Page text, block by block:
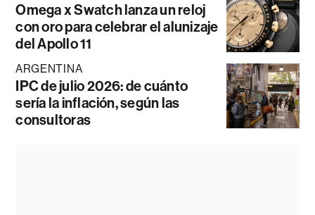
Omega x Swatch lanza un reloj
con oro para celebrar el alunizaje
del Apollo 11
ARGENTINA
IPC de julio 2026: de cuánto
sería la inflación, según las
consultoras